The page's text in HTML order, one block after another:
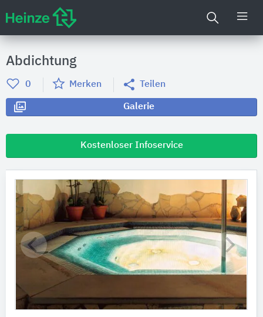
Abdichtung
0 Merken Teilen
Galerie
Kostenloser Infoservice